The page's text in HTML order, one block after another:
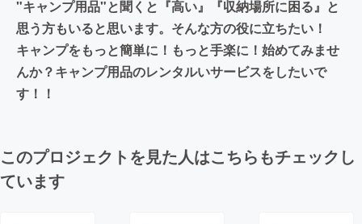
"キャンプ用品"と聞くと『高い』『収納場所に困る』と
思う方もいると思います。そんな方の役に立ちたい！
キャンプをもっと簡単に！もっと手楽に！始めてみませ
んか？キャンプ用品のレンタルいサービスをしたいで
す！！
このプロジェクトを見た人はこちらもチェックし
ています